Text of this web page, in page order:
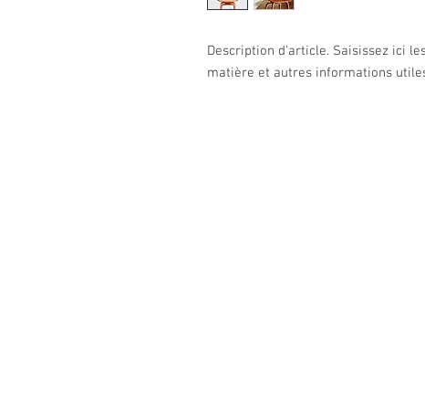
Description d'article. Saisissez ici
matière et autres informations